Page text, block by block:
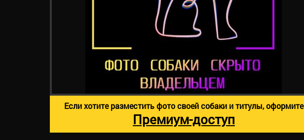
Если хотите разместить фото своей собаки и титулы, оформите
Премиум-доступ